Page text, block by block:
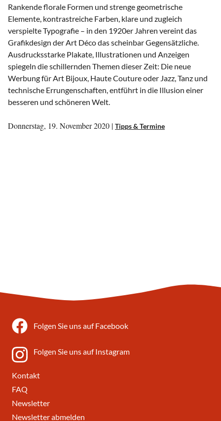
Rankende florale Formen und strenge geometrische
Elemente, kontrastreiche Farben, klare und zugleich
verspielte Typografie – in den 1920er Jahren vereint das
Grafikdesign der Art Déco das scheinbar Gegensätzliche.
Ausdrucksstarke Plakate, Illustrationen und Anzeigen
spiegeln die schillernden Themen dieser Zeit: Die neue
Werbung für Art Bijoux, Haute Couture oder Jazz, Tanz und
technische Errungenschaften, entführt in die Illusion einer
besseren und schöneren Welt.
Donnerstag, 19. November 2020 | Tipps & Termine
Folgen Sie uns auf Facebook
Folgen Sie uns auf Instagram
Kontakt
FAQ
Newsletter
Newsletter abmelden